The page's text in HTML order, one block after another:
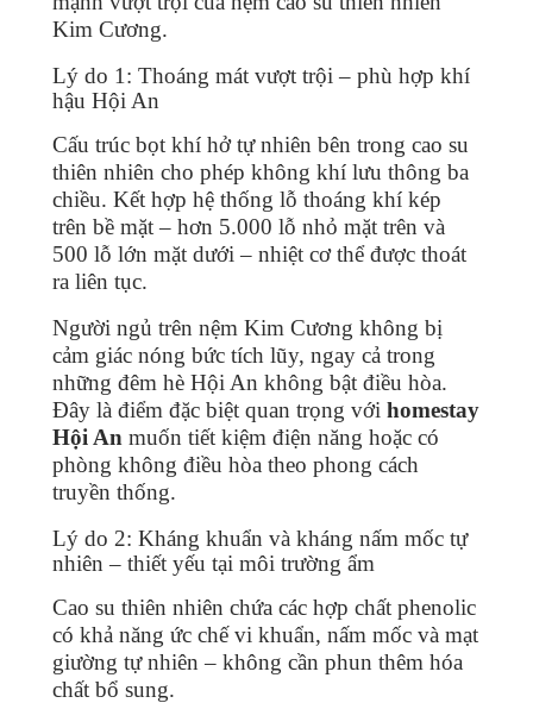
Kim Cương.
Lý do 1: Thoáng mát vượt trội – phù hợp khí
hậu Hội An
Cấu trúc bọt khí hở tự nhiên bên trong cao su
thiên nhiên cho phép không khí lưu thông ba
chiều. Kết hợp hệ thống lỗ thoáng khí kép
trên bề mặt – hơn 5.000 lỗ nhỏ mặt trên và
500 lỗ lớn mặt dưới – nhiệt cơ thể được thoát
ra liên tục.
Người ngủ trên nệm Kim Cương không bị
cảm giác nóng bức tích lũy, ngay cả trong
những đêm hè Hội An không bật điều hòa.
Đây là điểm đặc biệt quan trọng với homestay
Hội An muốn tiết kiệm điện năng hoặc có
phòng không điều hòa theo phong cách
truyền thống.
Lý do 2: Kháng khuẩn và kháng nấm mốc tự
nhiên – thiết yếu tại môi trường ẩm
Cao su thiên nhiên chứa các hợp chất phenolic
có khả năng ức chế vi khuẩn, nấm mốc và mạt
giường tự nhiên – không cần phun thêm hóa
chất bổ sung.